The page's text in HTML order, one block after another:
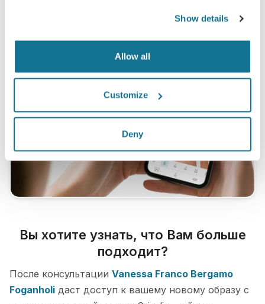
Show details
Allow all
Customize
Deny
Вы хотите узнать, что Вам больше
подходит?
После консультации Vanessa Franco Bergamo
Foganholi даст доступ к вашему новому образу с